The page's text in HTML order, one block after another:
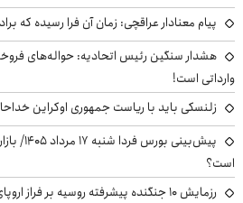
پیام معنادار عراقچی: زمان آن فرا رسیده که
هشدار سنگین رئیس اتحادیه: حواله‌های
وارداتی است!
زلنسکی باید با ریاست جمهوری اوکراین
پیش‌بینی
است؟
رزمایش ۱۰ جنگنده پیشرفته روسیه بر فراز اروپای مرکزی با مهمات واقعی